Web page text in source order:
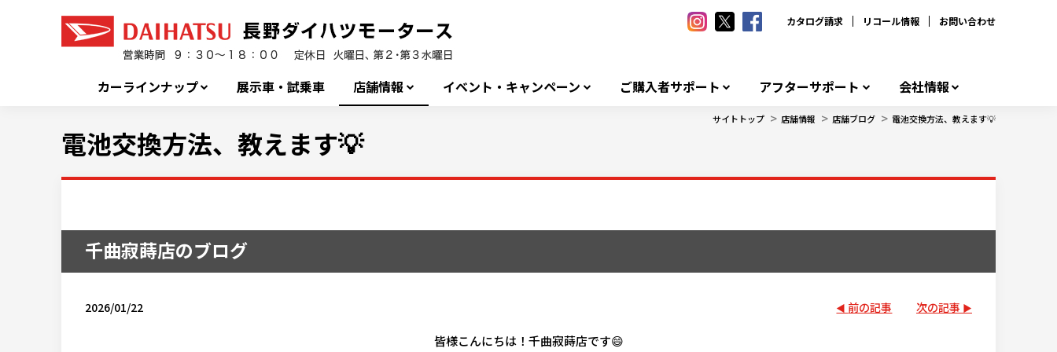
カタログ請求 リコール情報 お問い合わせ
カーラインナップ 展示車・試乗車 店舗情報 イベント・キャンペーン ご購入者サポート アフターサポート 会社情報
サイトトップ > 店舗情報 > 店舗ブログ > 電池交換方法、教えます💡
電池交換方法、教えます💡
千曲寂蒔店のブログ
2026/01/22 前の記事 次の記事
皆様こんにちは！千曲寂蒔店です😄